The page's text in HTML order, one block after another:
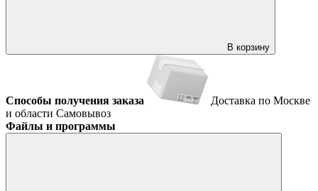
В корзину
Способы получения заказа
Доставка по Москве
и области Самовывоз
Файлы и программы